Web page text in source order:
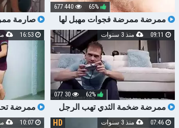
ممرضة ممرضة فجوات مهبل لها
65%
440 677
صارمة
ممرضة ضخمة الثدي تهب الرجل
قبل ركوب ديك
62%
30 077
منذ 3 سنوات
ممرضة
16:53 منذ 4
07:46 منذ 3 سنوات HD
10:07 منذ 4